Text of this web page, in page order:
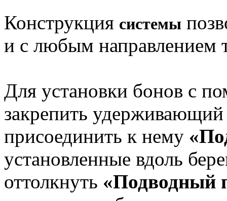
Конструкция системы
и с любым направлением
Для установки бонов с
закрепить
присоединить к нему
установленные вдоль
оттолкнуть «Подводный